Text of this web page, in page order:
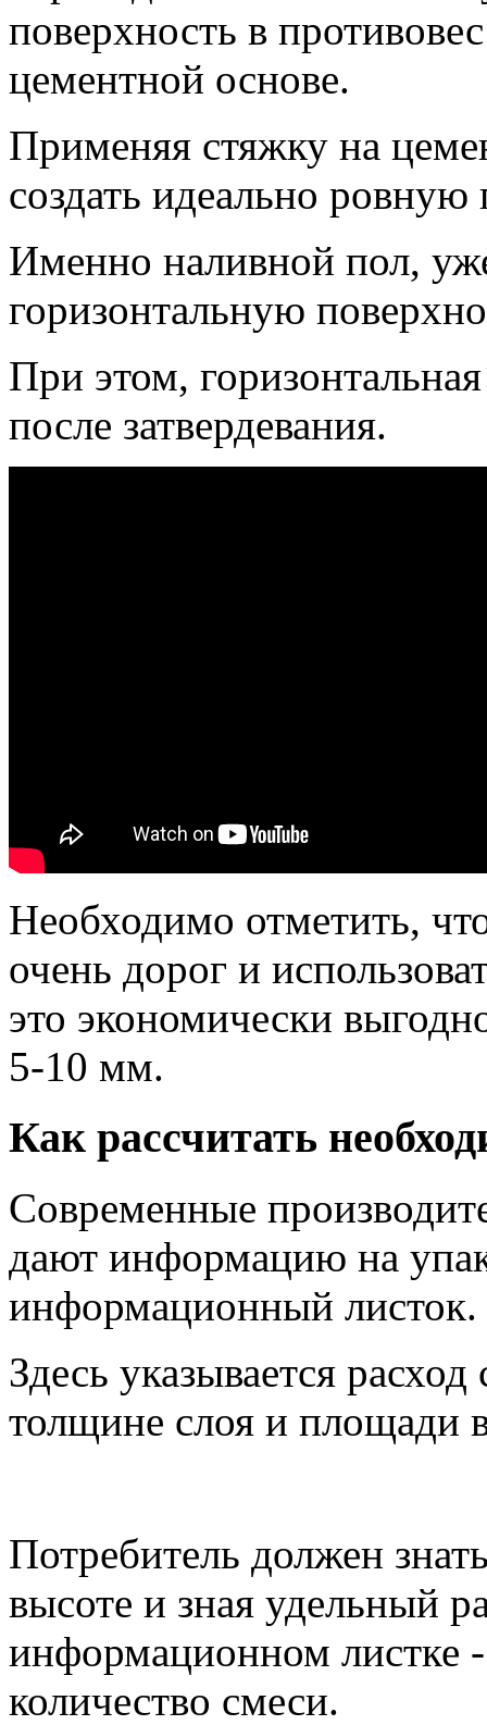
поверхность в
цементной основе.
Применяя стяжку на
создать идеально ровную
Именно наливной пол,
горизонтальную
При этом,
после затвердевания.
Необходимо отметить,
очень дорог и
это экономически
5-10 мм.
Как рассчитать
Современные
дают информацию на
информационный листок.
Здесь указывается
толщине слоя и площади
Потребитель должен
высоте и зная удельный
информационном листке -
количество смеси.